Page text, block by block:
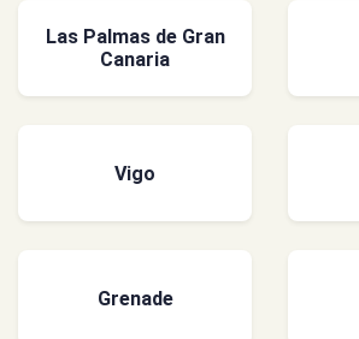
Las Palmas de Gran
Canaria
Vigo
Grenade